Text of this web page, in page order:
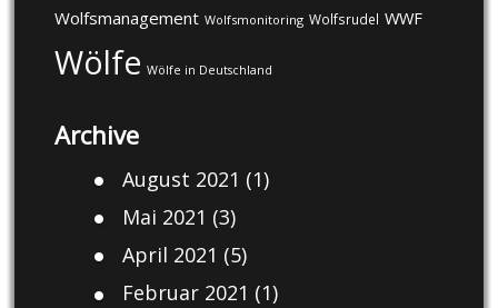
Wolfsmanagement Wolfsmonitoring Wolfsrudel WWF
Wölfe Wölfe in Deutschland
Archive
August 2021 (1)
Mai 2021 (3)
April 2021 (5)
Februar 2021 (1)